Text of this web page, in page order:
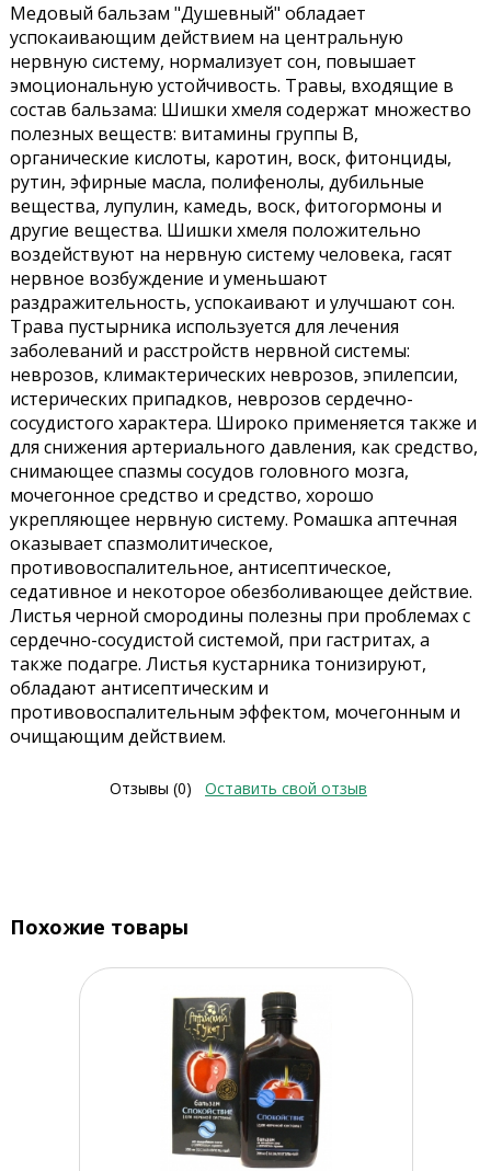
Медовый бальзам "Душевный" обладает
успокаивающим действием на центральную
нервную систему, нормализует сон, повышает
эмоциональную устойчивость. Травы, входящие в
состав бальзама: Шишки хмеля содержат множество
полезных веществ: витамины группы В,
органические кислоты, каротин, воск, фитонциды,
рутин, эфирные масла, полифенолы, дубильные
вещества, лупулин, камедь, воск, фитогормоны и
другие вещества. Шишки хмеля положительно
воздействуют на нервную систему человека, гасят
нервное возбуждение и уменьшают
раздражительность, успокаивают и улучшают сон.
Трава пустырника используется для лечения
заболеваний и расстройств нервной системы:
неврозов, климактерических неврозов, эпилепсии,
истерических припадков, неврозов сердечно-
сосудистого характера. Широко применяется также и
для снижения артериального давления, как средство,
снимающее спазмы сосудов головного мозга,
мочегонное средство и средство, хорошо
укрепляющее нервную систему. Ромашка аптечная
оказывает спазмолитическое,
противовоспалительное, антисептическое,
седативное и некоторое обезболивающее действие.
Листья черной смородины полезны при проблемах с
сердечно-сосудистой системой, при гастритах, а
также подагре. Листья кустарника тонизируют,
обладают антисептическим и
противовоспалительным эффектом, мочегонным и
очищающим действием.
Отзывы (0) Оставить свой отзыв
Похожие товары